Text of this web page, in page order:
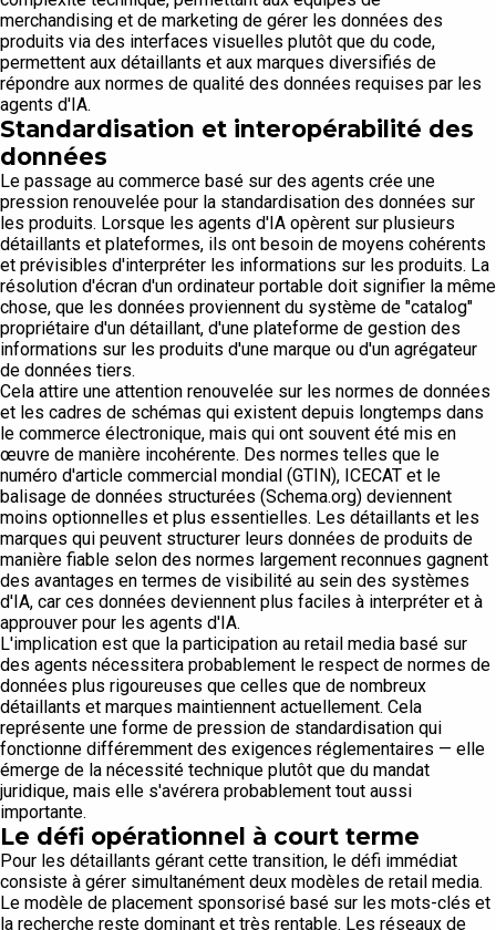
merchandising et de marketing de gérer les données des
produits via des interfaces visuelles plutôt que du code,
permettent aux détaillants et aux marques diversifiés de
répondre aux normes de qualité des données requises par les
agents d'IA.
Standardisation et interopérabilité des
données
Le passage au commerce basé sur des agents crée une
pression renouvelée pour la standardisation des données sur
les produits. Lorsque les agents d'IA opèrent sur plusieurs
détaillants et plateformes, ils ont besoin de moyens cohérents
et prévisibles d'interpréter les informations sur les produits. La
résolution d'écran d'un ordinateur portable doit signifier la même
chose, que les données proviennent du système de "catalog"
propriétaire d'un détaillant, d'une plateforme de gestion des
informations sur les produits d'une marque ou d'un agrégateur
de données tiers.
Cela attire une attention renouvelée sur les normes de données
et les cadres de schémas qui existent depuis longtemps dans
le commerce électronique, mais qui ont souvent été mis en
œuvre de manière incohérente. Des normes telles que le
numéro d'article commercial mondial (GTIN), ICECAT et le
balisage de données structurées (Schema.org) deviennent
moins optionnelles et plus essentielles. Les détaillants et les
marques qui peuvent structurer leurs données de produits de
manière fiable selon des normes largement reconnues gagnent
des avantages en termes de visibilité au sein des systèmes
d'IA, car ces données deviennent plus faciles à interpréter et à
approuver pour les agents d'IA.
L'implication est que la participation au retail media basé sur
des agents nécessitera probablement le respect de normes de
données plus rigoureuses que celles que de nombreux
détaillants et marques maintiennent actuellement. Cela
représente une forme de pression de standardisation qui
fonctionne différemment des exigences réglementaires — elle
émerge de la nécessité technique plutôt que du mandat
juridique, mais elle s'avérera probablement tout aussi
importante.
Le défi opérationnel à court terme
Pour les détaillants gérant cette transition, le défi immédiat
consiste à gérer simultanément deux modèles de retail media.
Le modèle de placement sponsorisé basé sur les mots-clés et
la recherche reste dominant et très rentable. Les réseaux de